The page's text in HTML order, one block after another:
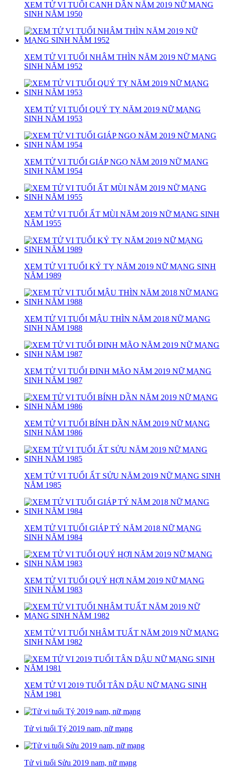
XEM TỬ VI TUỔI CANH DẦN NĂM 2019 NỮ MẠNG
SINH NĂM 1950
XEM TỬ VI TUỔI NHÂM THÌN NĂM 2019 NỮ MẠNG
SINH NĂM 1952
XEM TỬ VI TUỔI QUÝ TỴ NĂM 2019 NỮ MẠNG
SINH NĂM 1953
XEM TỬ VI TUỔI GIÁP NGỌ NĂM 2019 NỮ MẠNG
SINH NĂM 1954
XEM TỬ VI TUỔI ẤT MÙI NĂM 2019 NỮ MẠNG SINH
NĂM 1955
XEM TỬ VI TUỔI KỶ TỴ NĂM 2019 NỮ MẠNG SINH
NĂM 1989
XEM TỬ VI TUỔI MẬU THÌN NĂM 2018 NỮ MẠNG
SINH NĂM 1988
XEM TỬ VI TUỔI ĐINH MÃO NĂM 2019 NỮ MẠNG
SINH NĂM 1987
XEM TỬ VI TUỔI BÍNH DẦN NĂM 2019 NỮ MẠNG
SINH NĂM 1986
XEM TỬ VI TUỔI ẤT SỬU NĂM 2019 NỮ MẠNG SINH
NĂM 1985
XEM TỬ VI TUỔI GIÁP TÝ NĂM 2018 NỮ MẠNG
SINH NĂM 1984
XEM TỬ VI TUỔI QUÝ HỢI NĂM 2019 NỮ MẠNG
SINH NĂM 1983
XEM TỬ VI TUỔI NHÂM TUẤT NĂM 2019 NỮ MẠNG
SINH NĂM 1982
XEM TỬ VI 2019 TUỔI TÂN DẬU NỮ MẠNG SINH
NĂM 1981
Tử vi tuổi Tý 2019 nam, nữ mạng
Tử vi tuổi Sửu 2019 nam, nữ mạng